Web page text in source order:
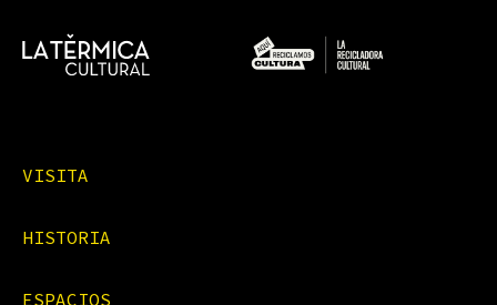
VISITA
HISTORIA
ESPACIOS